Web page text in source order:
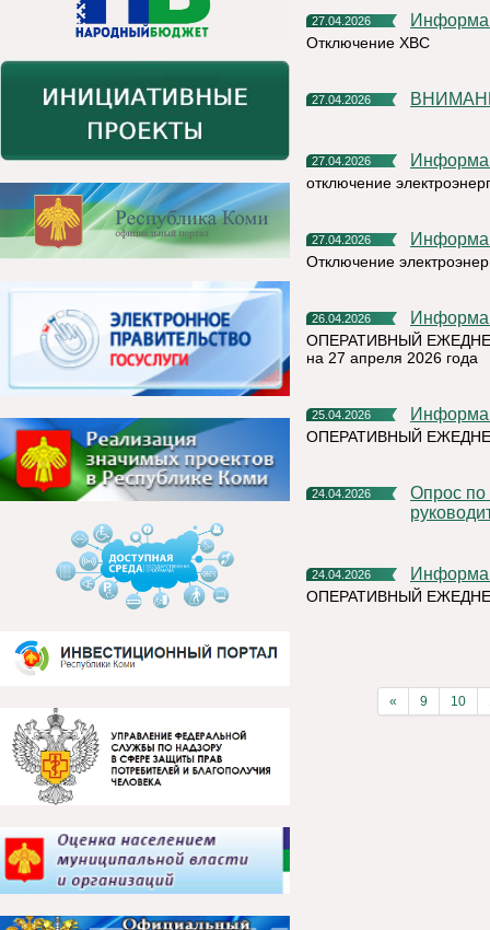
27.04.2026
Отключение ХВС
27.04.2026
27.04.2026
отключение
27.04.2026
Отключение
26.04.2026
ОПЕРАТИВНЫЙ
на 27 апреля 2026 года
25.04.2026
ОПЕРАТИВНЫЙ
24.04.2026
Опрос по оценки эффективности деятельности
24.04.2026
ОПЕРАТИВНЫЙ
« 9 10